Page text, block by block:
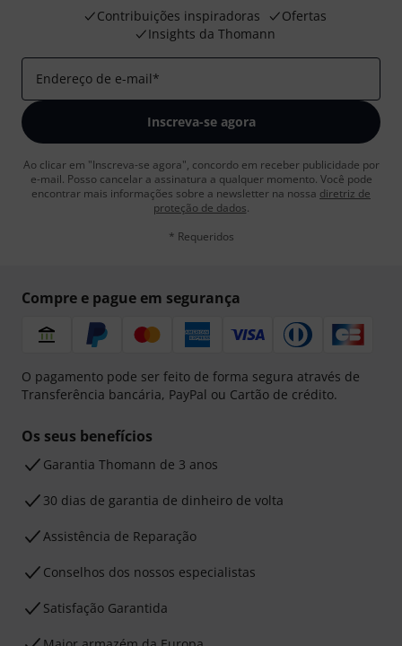
Contribuições inspiradoras
Ofertas
Insights da Thomann
Endereço de e-mail*
Inscreva-se agora
Ao clicar em "Inscreva-se agora", concordo em receber publicidade por
e-mail. Posso cancelar a assinatura a qualquer momento. Você pode
encontrar mais informações sobre a newsletter na nossa diretriz de
proteção de dados.
* Requeridos
Compre e pague em segurança
O pagamento pode ser feito de forma segura através de
Transferência bancária, PayPal ou Cartão de crédito.
Os seus benefícios
Garantia Thomann de 3 anos
30 dias de garantia de dinheiro de volta
Assistência de Reparação
Conselhos dos nossos especialistas
Satisfação Garantida